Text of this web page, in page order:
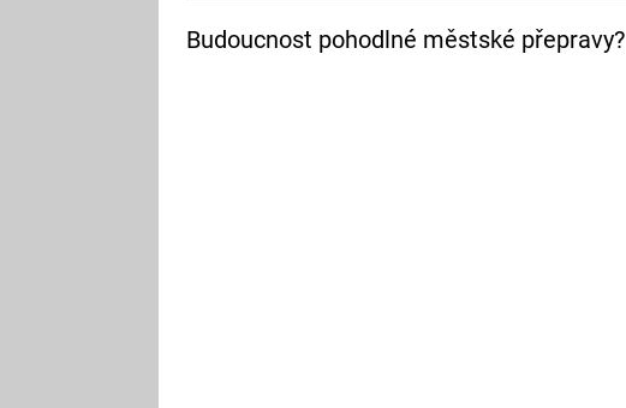
Budoucnost pohodlné městské přepravy?